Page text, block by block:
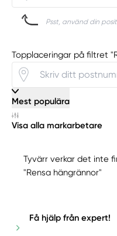
Psst, använd din
Topplaceringar på filtret
Mest populära
Visa alla markarbetare
Tyvärr verkar det inte
"Rensa hängrännor"
Få hjälp från expert!